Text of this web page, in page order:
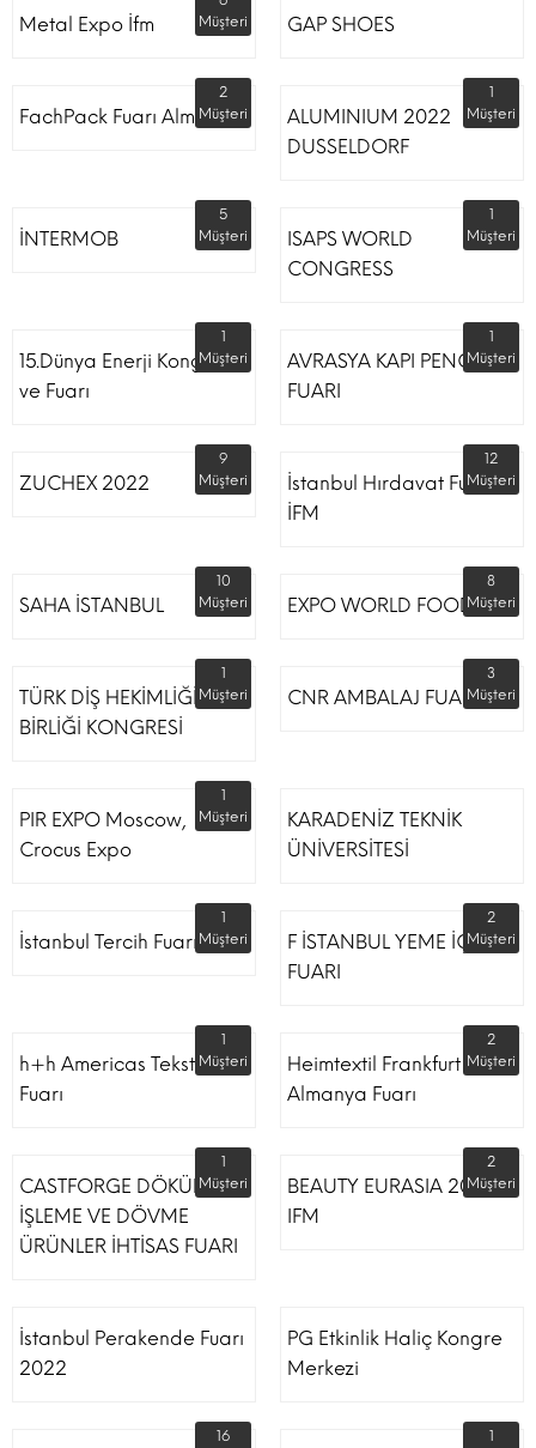
Metal Expo İfm
Müşteri
GAP SHOES
FachPack Fuarı Almanya
2
Müşteri
ALUMINIUM 2022
DUSSELDORF
1
Müşteri
İNTERMOB
5
Müşteri
ISAPS WORLD
CONGRESS
1
Müşteri
15.Dünya Enerji Kongresi
ve Fuarı
1
Müşteri
AVRASYA KAPI PENCERE
FUARI
1
Müşteri
ZUCHEX 2022
9
Müşteri
İstanbul Hırdavat Fuarı
İFM
12
Müşteri
SAHA İSTANBUL
10
Müşteri
EXPO WORLD FOOD
8
Müşteri
TÜRK DİŞ HEKİMLİĞİ
BİRLİĞİ KONGRESİ
1
Müşteri
CNR AMBALAJ FUARI
3
Müşteri
PIR EXPO Moscow,
Crocus Expo
1
Müşteri
KARADENİZ TEKNİK
ÜNİVERSİTESİ
İstanbul Tercih Fuarı
1
Müşteri
F İSTANBUL YEME İÇME
FUARI
2
Müşteri
h+h Americas Tekstil
Fuarı
1
Müşteri
Heimtextil Frankfurt
Almanya Fuarı
2
Müşteri
CASTFORGE DÖKÜM,
İŞLEME VE DÖVME
ÜRÜNLER İHTİSAS FUARI
1
Müşteri
BEAUTY EURASIA 2022
IFM
2
Müşteri
İstanbul Perakende Fuarı
2022
PG Etkinlik Haliç Kongre
Merkezi
16
1